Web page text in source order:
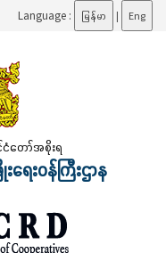
Language : မြန်မာ | Eng
ငံတော်အစိုးရ
ေးဝန်ကြီးဌာန